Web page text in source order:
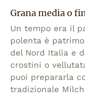
Grana media o
Un tempo era il
polenta è
del Nord Italia e
crostini o
puoi prepararla
tradizionale